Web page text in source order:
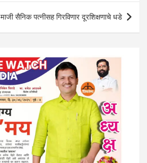
माजी सैनिक पत्नीसह गिरविणार दूरशिक्षणाचे धडे